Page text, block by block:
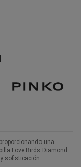
una
Love Birds Diamond
sofisticación.